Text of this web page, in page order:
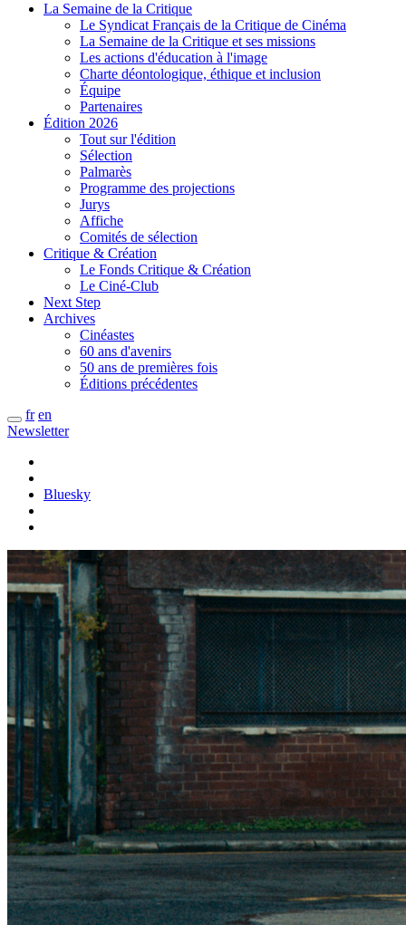
La Semaine de la Critique
Le Syndicat Français de la Critique de Cinéma
La Semaine de la Critique et ses missions
Les actions d'éducation à l'image
Charte déontologique, éthique et inclusion
Équipe
Partenaires
Édition 2026
Tout sur l'édition
Sélection
Palmarès
Programme des projections
Jurys
Affiche
Comités de sélection
Critique & Création
Le Fonds Critique & Création
Le Ciné-Club
Next Step
Archives
Cinéastes
60 ans d'avenirs
50 ans de premières fois
Éditions précédentes
fr en
Newsletter
Bluesky